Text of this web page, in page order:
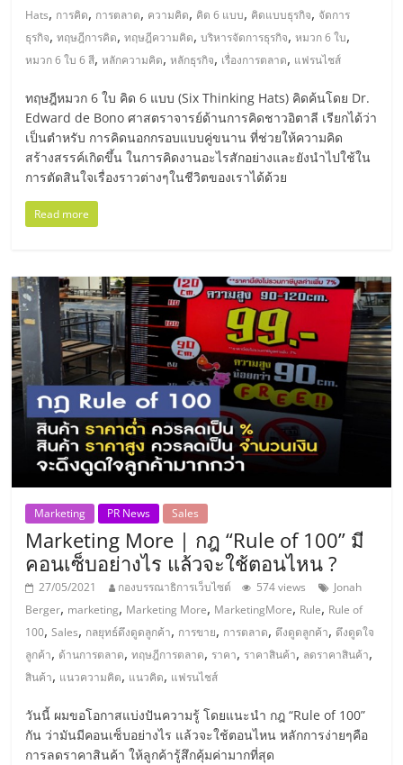
และ
ขยาย
สา
ขา
แฟ
รน
ไชส์,
ศูนย์
รวม
แฟ
รน
ไชส์
พร้อม
ทำเล
สำหรับ
Hats, การคิด, การตลาด, ความคิด, คิด 6 แบบ, คิดแบบธุรกิจ, จัดการ
ธุรกิจ,ทฤษฎีการคิด,ทฤษฎีความคิด,บริหารจัดการธุรกิจ,หมวก 6 ใบ,
หมวก 6 ใบ 6 สี,หลักความคิด,หลักธุรกิจ, เรื่องการตลาด, แฟรนไชส์
ทฤษฎีหมวก 6 ใบ คิด 6 แบบ (Six Thinking Hats) คิดค้นโดย Dr.
Edward de Bono ศาสตราจารย์ด้านการคิดชาวอิตาลี เรียกได้ว่า
เป็นตำหรับ การคิดนอกกรอบแบบคู่ขนาน ที่ช่วยให้ความคิด
สร้างสรรค์เกิดขึ้น ในการคิดงานอะไรสักอย่างและยังนำไปใช้ใน
การตัดสินใจเรื่องราวต่างๆในชีวิตของเราได้ด้วย
Read more
Marketing PR News Sales
Marketing More | กฎ “Rule of 100” มี
คอนเซ็บอย่างไร แล้วจะใช้ตอนไหน ?
27/05/2021 กองบรรณาธิการเว็บไซต์ 574 views
Jonah
Berger, marketing, Marketing More, MarketingMore, Rule, Rule of
100,Sales, กลยุทธ์ดึงดูดลูกค้า, การขาย, การตลาด, ดึงดูดลูกค้า, ดึงดูดใจ
ลูกค้า, ด้านการตลาด,ทฤษฎีการตลาด, ราคา, ราคาสินค้า, ลดราคาสินค้า,
สินค้า, แนวความคิด, แนวคิด, แฟรนไชส์
วันนี้ ผมขอโอกาสแบ่งปันความรู้ โดยแนะนำ กฎ “Rule of 100”
กัน ว่ามันมีคอนเซ็บอย่างไร แล้วจะใช้ตอนไหน หลักการง่ายๆคือ
การลดราคาสินค้า ให้ลูกค้ารู้สึกคุ้มค่ามากที่สุด